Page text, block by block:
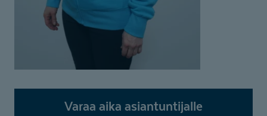
Varaa aika asiantuntijalle